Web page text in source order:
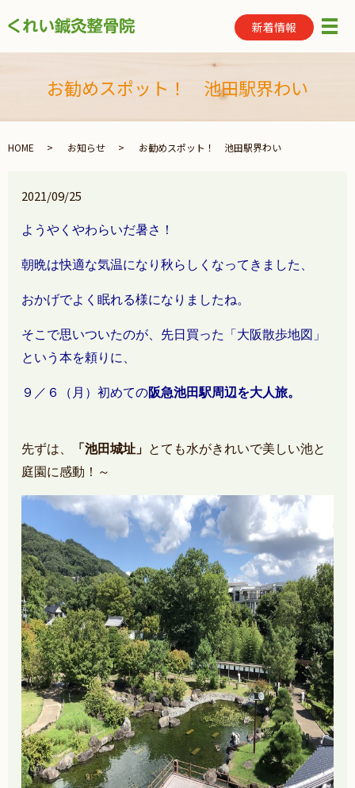
新着情報 メ
お勧めスポット！ 池田駅界わい
HOME お知らせ お勧めスポット！ 池田駅界わい
2021/09/25
ようやくやわらいだ暑さ！
朝晩は快適な気温になり秋らしくなってきました、
おかげでよく眠れる様になりましたね。
そこで思いついたのが、先日買った「大阪散歩地図」
という本を頼りに、
９／６（月）初めての阪急池田駅周辺を大人旅。
先ずは、 「池田城址」 とても水がきれいで美しい池と
庭園に感動！～